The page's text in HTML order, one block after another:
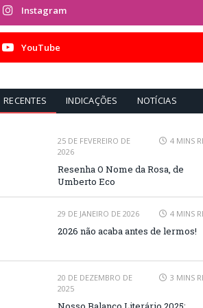
Instagram
YouTube
RECENTES INDICAÇÕES NOTÍCIAS
25 DE FEVEREIRO DE
2026
4 MINS
Resenha O Nome da Rosa, de
Umberto Eco
29 DE JANEIRO DE 2026 4 MINS
2026 não acaba antes de lermos!
20 DE DEZEMBRO DE
2025
3 MINS